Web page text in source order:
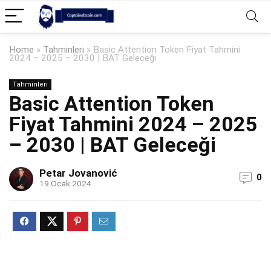
Home » Tahminleri » Basic Attention Token Fiyat Tahmini
2024 – 2025 – 2030 | BAT Geleceği
Tahminleri
Basic Attention Token
Fiyat Tahmini 2024 – 2025
– 2030 | BAT Geleceği
Petar Jovanović
19 Ocak 2024
0